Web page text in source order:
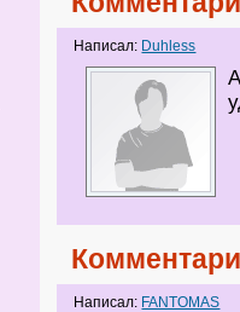
Написал: Duhless
Написал: FANTOMAS